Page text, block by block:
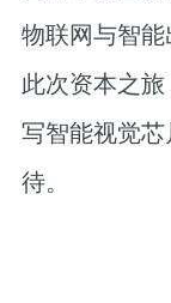
物联网与智能
此次资本之
写智能视觉
待。